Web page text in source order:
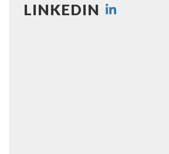
LINKEDIN